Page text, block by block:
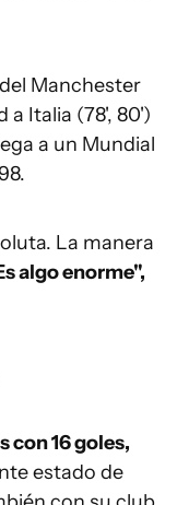
Manchester
a Italia (78', 80')
a un Mundial
La manera
algo enorme",
con 16 goles,
estado de